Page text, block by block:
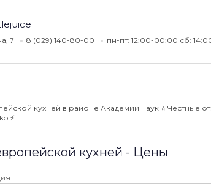
7 8 (029) 140-80-00 пн-пт: 12:00-00:00 сб:
кухней в районе Академии наук ⭐️ Честные
⚡️
кухней - Цены